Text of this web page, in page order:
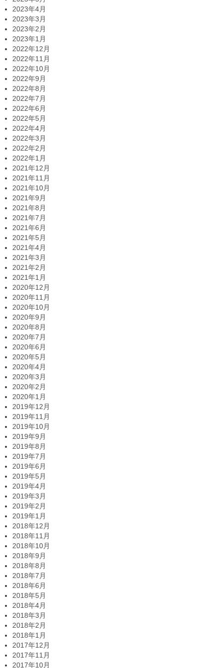
2023年4月
2023年3月
2023年2月
2023年1月
2022年12月
2022年11月
2022年10月
2022年9月
2022年8月
2022年7月
2022年6月
2022年5月
2022年4月
2022年3月
2022年2月
2022年1月
2021年12月
2021年11月
2021年10月
2021年9月
2021年8月
2021年7月
2021年6月
2021年5月
2021年4月
2021年3月
2021年2月
2021年1月
2020年12月
2020年11月
2020年10月
2020年9月
2020年8月
2020年7月
2020年6月
2020年5月
2020年4月
2020年3月
2020年2月
2020年1月
2019年12月
2019年11月
2019年10月
2019年9月
2019年8月
2019年7月
2019年6月
2019年5月
2019年4月
2019年3月
2019年2月
2019年1月
2018年12月
2018年11月
2018年10月
2018年9月
2018年8月
2018年7月
2018年6月
2018年5月
2018年4月
2018年3月
2018年2月
2018年1月
2017年12月
2017年11月
2017年10月